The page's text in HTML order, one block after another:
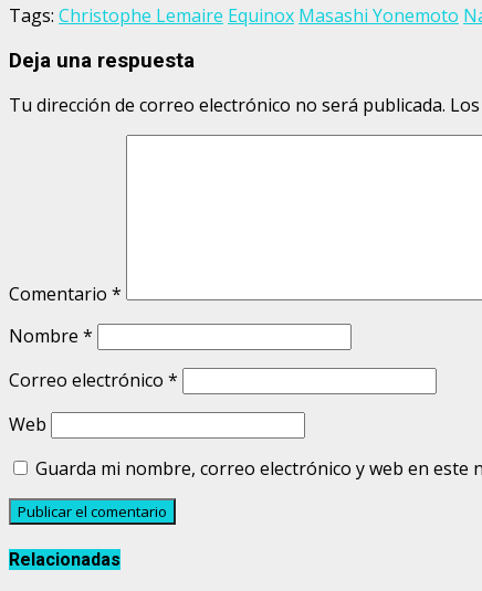
Tags: Christophe Lemaire Equinox Masashi Yonemoto
Deja una respuesta
Tu dirección de correo electrónico no será publicada.
Comentario *
Nombre *
Correo electrónico *
Web
Guarda mi nombre, correo electrónico y web en este
Relacionadas